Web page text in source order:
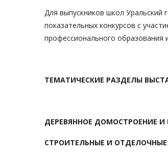
Для выпускников школ Уральский
показательных конкурсов с
профессионального образования
ТЕМАТИЧЕСКИЕ РАЗДЕЛЫ
ДЕРЕВЯННОЕ ДОМОСТРОЕНИЕ
СТРОИТЕЛЬНЫЕ И